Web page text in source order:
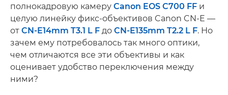
полнокадровую камеру Canon EOS C700 FF и
целую линейку фикс-объективов Canon CN-E —
от CN-E14mm T3.1 L F до CN-E135mm T2.2 L F. Но
зачем ему потребовалось так много оптики,
чем отличаются все эти объективы и как
оценивает удобство переключения между
ними?